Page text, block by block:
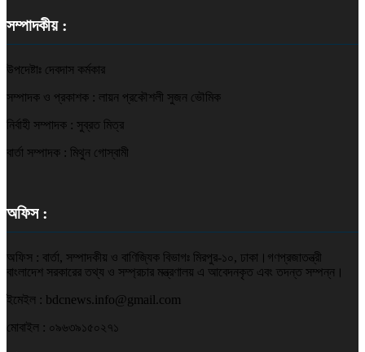
সম্পাদকীয় :
উপদেষ্টাঃ দেবদাস কর্মকার
সম্পাদক ও প্রকাশক : লায়ন প্রকৌশলী সুজন ভৌমিক
নির্বাহী সম্পাদক : সুব্রত মিত্র
বার্তা সম্পাদক : মিথুন গোস্বামী
অফিস :
অফিস : বার্তা, সম্পাদকীয় ও বাণিজ্যিক বিভাগঃ মিরপুর-১০, ঢাকা।গণপ্রজাতন্ত্রী
বাংলাদেশ সরকারের তথ্য ও সম্প্রচার মন্ত্রণালয় এ আবেদনকৃত এবং তদন্ত সম্পন্ন।
ইমেইল : bdcnews.info@gmail.com
মোবাইল : ০৯৬৩৯১৫০২৭১